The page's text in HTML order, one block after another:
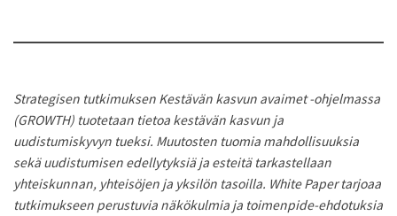
Strategisen tutkimuksen Kestävän kasvun avaimet -ohjelmassa
(GROWTH) tuotetaan tietoa kestävän kasvun ja
uudistumiskyvyn tueksi. Muutosten tuomia mahdollisuuksia
sekä uudistumisen edellytyksiä ja esteitä tarkastellaan
yhteiskunnan, yhteisöjen ja yksilön tasoilla. White Paper tarjoaa
tutkimukseen perustuvia näkökulmia ja toimenpide-ehdotuksia